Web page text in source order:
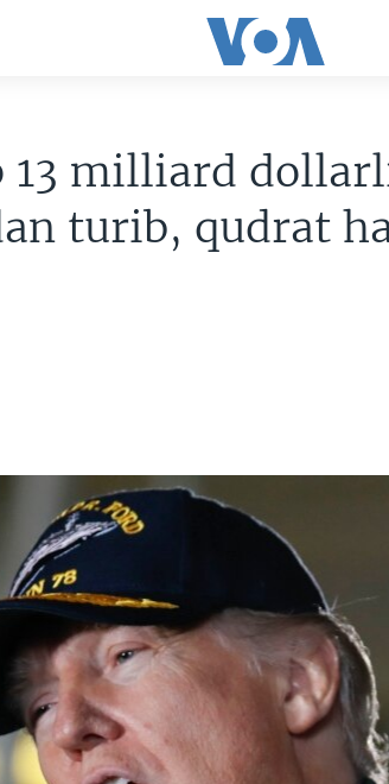
13 milliard
turib, qudrat